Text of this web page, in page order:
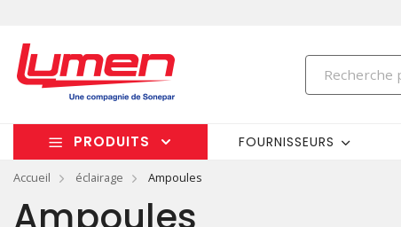
PRODUITS FOURNISSEURS
Accueil éclairage Ampoules